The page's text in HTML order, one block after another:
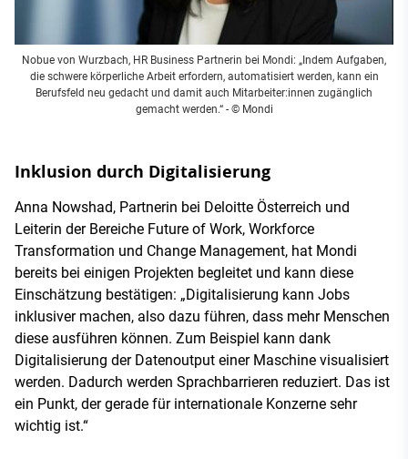
Nobue von Wurzbach, HR Business Partnerin bei Mondi: „Indem Aufgaben,
die schwere körperliche Arbeit erfordern, automatisiert werden, kann ein
Berufsfeld neu gedacht und damit auch Mitarbeiter:innen zugänglich
gemacht werden.“ - © Mondi
Inklusion durch Digitalisierung
Anna Nowshad, Partnerin bei Deloitte Österreich und
Leiterin der Bereiche Future of Work, Workforce
Transformation und Change Management, hat Mondi
bereits bei einigen Projekten begleitet und kann diese
Einschätzung bestätigen: „Digitalisierung kann Jobs
inklusiver machen, also dazu führen, dass mehr Menschen
diese ausführen können. Zum Beispiel kann dank
Digitalisierung der Datenoutput einer Maschine visualisiert
werden. Dadurch werden Sprachbarrieren reduziert. Das ist
ein Punkt, der gerade für internationale Konzerne sehr
wichtig ist.“